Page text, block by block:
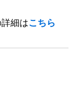
細はこちら